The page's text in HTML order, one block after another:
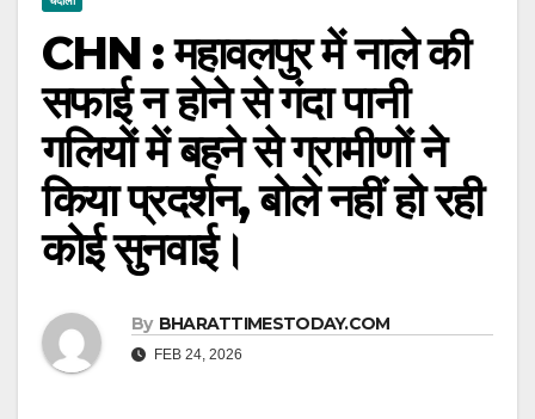
CHN : महावलपुर में नाले की
सफाई न होने से गंदा पानी
गलियों में बहने से ग्रामीणों ने
किया प्रदर्शन, बोले नहीं हो रही
कोई सुनवाई।
By BHARATTIMESTODAY.COM
FEB 24, 2026